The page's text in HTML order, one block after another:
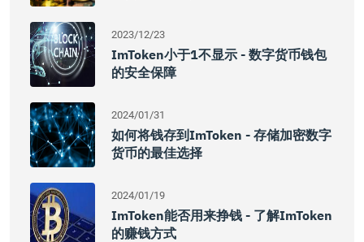
2023/12/23
ImToken小于1不显示 - 数字货币钱包
的安全保障
2024/01/31
如何将钱存到imToken - 存储加密数字
货币的最佳选择
2024/01/19
ImToken能否用来挣钱 - 了解imToken
的赚钱方式